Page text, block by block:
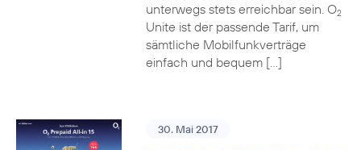
unterwegs stets erreichbar sein. O2
Unite ist der passende Tarif, um
sämtliche Mobilfunkverträge
einfach und bequem […]
30. Mai 2017